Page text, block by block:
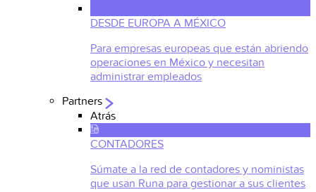
DESDE EUROPA A MÉXICO
Para empresas europeas que están abriendo
operaciones en México y necesitan
administrar empleados
Partners
Atrás
CONTADORES
Súmate a la red de contadores y noministas
que usan Runa para gestionar a sus clientes